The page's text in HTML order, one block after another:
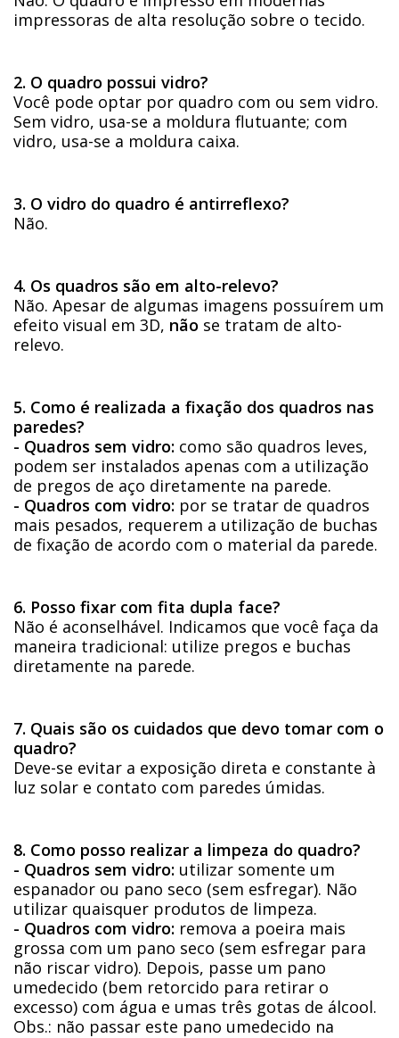
impressoras de alta resolução sobre o tecido.
2. O quadro possui vidro?
Você pode optar por quadro com ou sem vidro.
Sem vidro, usa-se a moldura flutuante; com
vidro, usa-se a moldura caixa.
3. O vidro do quadro é antirreflexo?
Não.
4. Os quadros são em alto-relevo?
Não. Apesar de algumas imagens possuírem um
efeito visual em 3D, não se tratam de alto-
relevo.
5. Como é realizada a fixação dos quadros nas
paredes?
- Quadros sem vidro: como são quadros leves,
podem ser instalados apenas com a utilização
de pregos de aço diretamente na parede.
- Quadros com vidro: por se tratar de quadros
mais pesados, requerem a utilização de buchas
de fixação de acordo com o material da parede.
6. Posso fixar com fita dupla face?
Não é aconselhável. Indicamos que você faça da
maneira tradicional: utilize pregos e buchas
diretamente na parede.
7. Quais são os cuidados que devo tomar com o
quadro?
Deve-se evitar a exposição direta e constante à
luz solar e contato com paredes úmidas.
8. Como posso realizar a limpeza do quadro?
- Quadros sem vidro: utilizar somente um
espanador ou pano seco (sem esfregar). Não
utilizar quaisquer produtos de limpeza.
- Quadros com vidro: remova a poeira mais
grossa com um pano seco (sem esfregar para
não riscar vidro). Depois, passe um pano
umedecido (bem retorcido para retirar o
excesso) com água e umas três gotas de álcool.
Obs.: não passar este pano umedecido na